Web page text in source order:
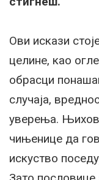
Ови искази
целине, као
обрасци
случаја,
уверења.
чињенице да
искуство